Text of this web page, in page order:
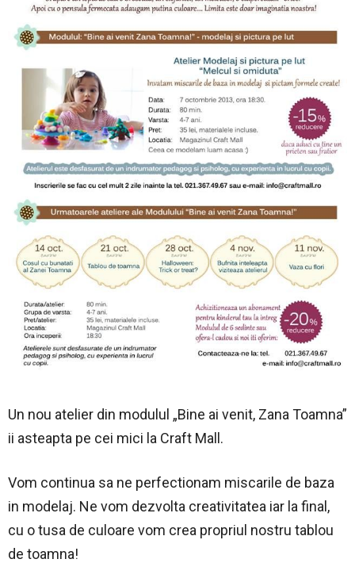
Un nou atelier din modulul „Bine ai venit, Zana Toamna”
ii asteapta pe cei mici la Craft Mall.
Vom continua sa ne perfectionam miscarile de baza
in modelaj. Ne vom dezvolta creativitatea iar la final,
cu o tusa de culoare vom crea propriul nostru tablou
de toamna!